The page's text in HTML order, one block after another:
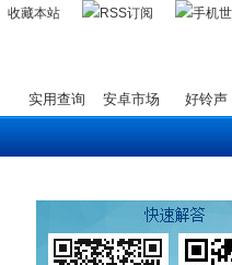
收藏本站
实用查询 安卓市场 好铃声